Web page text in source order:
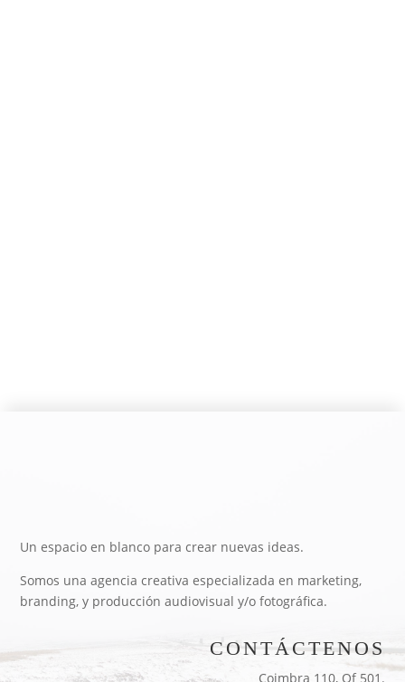
Un espacio en blanco para crear nuevas ideas.
Somos una agencia creativa especializada en marketing,
branding, y producción audiovisual y/o fotográfica.
CONTÁCTENOS
Coimbra 110, Of 501.